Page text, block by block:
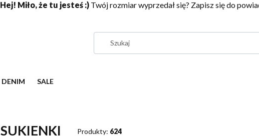
Hej! Miło, że tu jesteś :) Twój rozmiar wyprzedał się? Zapisz się do
DENIM SALE
SUKIENKI Produkty: 624